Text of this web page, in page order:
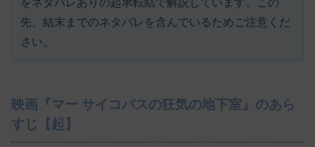
をネタバレありの起承転結で解説しています。この
先、結末までのネタバレを含んでいるためご注意くだ
さい。
映画『マー サイコパスの狂気の地下室』のあら
すじ【起】